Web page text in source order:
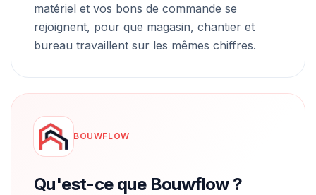
matériel et vos bons de commande se
rejoignent, pour que magasin, chantier et
bureau travaillent sur les mêmes chiffres.
BOUWFLOW
Qu'est-ce que Bouwflow ?